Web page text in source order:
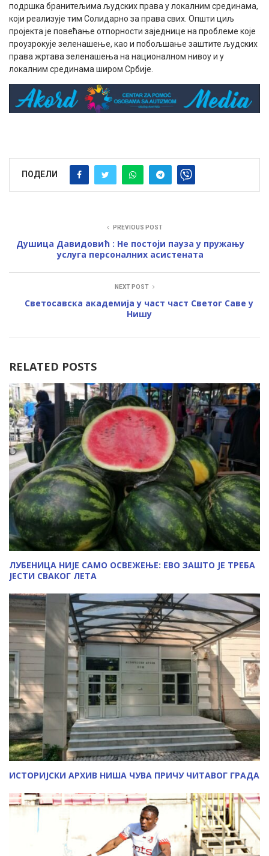
подршка бранитељима људских права у локалним срединама,
који реализује тим Солидарно за права свих. Општи циљ
пројекта је повећање отпорности заједнице на проблеме које
проузрокује зеленашење, као и побољшање заштите људских
права жртава зеленашења на националном нивоу и у
локалним срединама широм Србије.
ПОДЕЛИ
PREVIOUS POST
Душица Давидовић : Не постоји пауза у пружању
услуга персоналних асистената
NEXT POST
Светосавска академија у част част Светог Саве у
Нишу
RELATED POSTS
ЛУБЕНИЦА НИЈЕ САМО ОСВЕЖЕЊЕ: ЕВО ЗАШТО ЈЕ ТРЕБА
ЈЕСТИ СВАКОГ ЛЕТА
ИСТОРИЈСКИ АРХИВ НИША ЧУВА ПРИЧУ ЧИТАВОГ ГРАДА